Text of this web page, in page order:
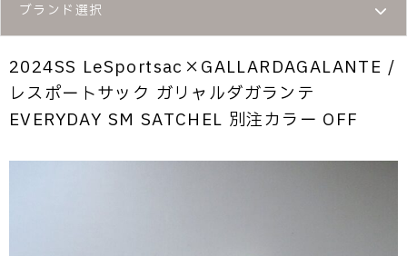
ブランド選択
2024SS LeSportsac×GALLARDAGALANTE /
レスポートサック ガリャルダガランテ
EVERYDAY SM SATCHEL 別注カラー OFF